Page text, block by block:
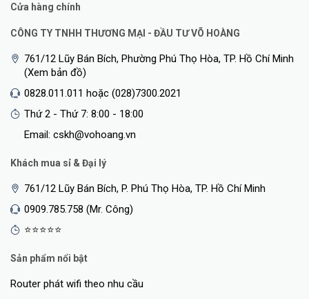
WPA3—Cấp Độ Bảo Mật Mạng Thế Hệ Tiếp Theo
Giao thức bảo mật WiFi mới nhất, WPA3, mang đến những khả
năng mới để cải thiện an ninh mạng trong các mạng cá nhân. Mã
hóa an toàn hơn trong an toàn mật mã WiFi và bảo vệ nâng cao
chống lại các cuộc tấn công kết hợp để bảo vệ WiFi gia đình của
bạn.
Bảo Vệ Trẻ Em - Thông Báo Kết Nối Mới
Cửa hàng chính
CÔNG TY TNHH THƯƠNG MẠI - ĐẦU TƯ VÕ HOÀNG
761/12 Lũy Bán Bích, Phường Phú Thọ Hòa, TP. Hồ Chí Minh
(Xem bản đồ)
0828.011.011 hoặc (028)7300.2021
Thứ 2 - Thứ 7: 8:00 - 18:00
Email: cskh@vohoang.vn
Khách mua sỉ & Đại lý
761/12 Lũy Bán Bích, P. Phú Thọ Hòa, TP. Hồ Chí Minh
0909.785.758 (Mr. Công)
⭐⭐⭐⭐⭐
Sản phẩm nổi bật
Router phát wifi theo nhu cầu